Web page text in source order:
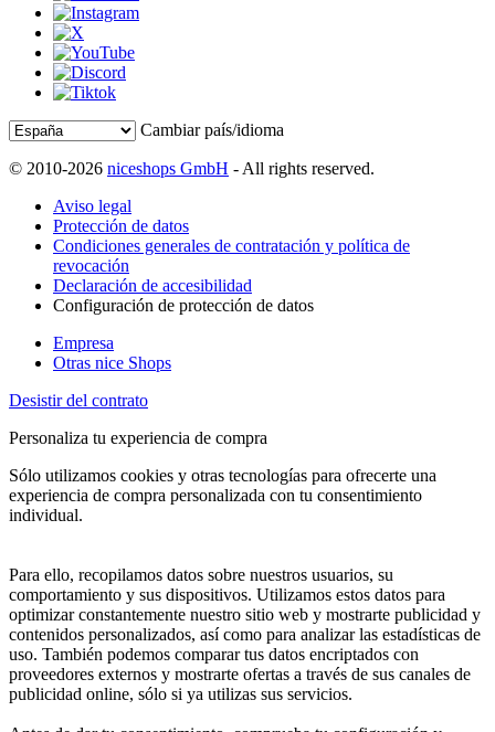
Cambiar país/idioma
© 2010-2026 niceshops GmbH - All rights reserved.
Aviso legal
Protección de datos
Condiciones generales de contratación y política de
revocación
Declaración de accesibilidad
Configuración de protección de datos
Empresa
Otras nice Shops
Desistir del contrato
Personaliza tu experiencia de compra
Sólo utilizamos cookies y otras tecnologías para ofrecerte una
experiencia de compra personalizada con tu consentimiento
individual.
Para ello, recopilamos datos sobre nuestros usuarios, su
comportamiento y sus dispositivos. Utilizamos estos datos para
optimizar constantemente nuestro sitio web y mostrarte publicidad y
contenidos personalizados, así como para analizar las estadísticas de
uso. También podemos comparar tus datos encriptados con
proveedores externos y mostrarte ofertas a través de sus canales de
publicidad online, sólo si ya utilizas sus servicios.